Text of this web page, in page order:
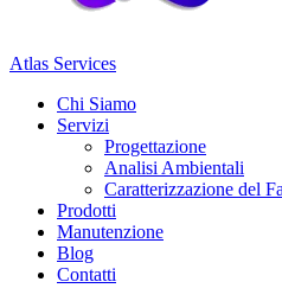
Atlas Services
Chi Siamo
Servizi
Progettazione
Analisi Ambientali
Caratterizzazione del
Prodotti
Manutenzione
Blog
Contatti